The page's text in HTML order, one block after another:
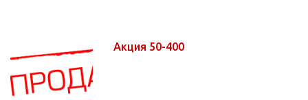
Акция 50-400